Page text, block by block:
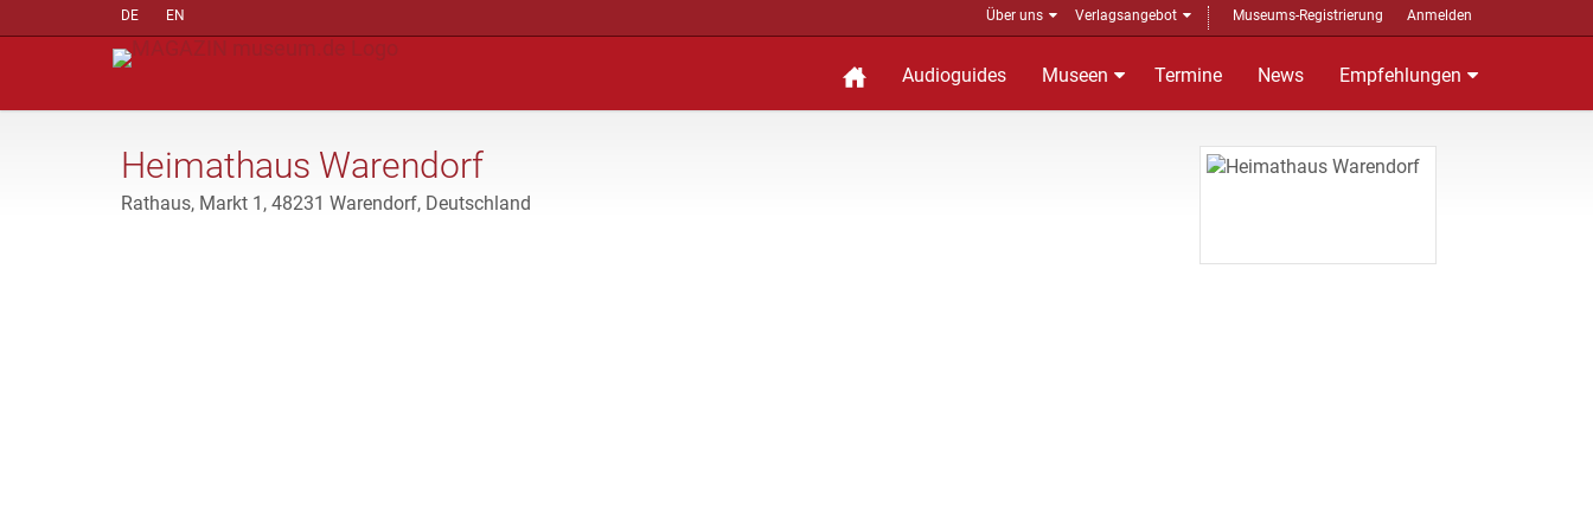
DE EN Über uns Verlagsangebot Museums-Registrierung Anmelden
Audioguides Museen Termine News Empfehlungen
Heimathaus Warendorf
Rathaus, Markt 1, 48231 Warendorf, Deutschland